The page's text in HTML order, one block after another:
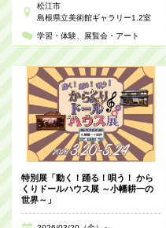
松江市
島根県立美術館ギャラリー1.2室
学習・体験 展覧会・アート
特別展「動く！踊る！唄う！ から
くりドールハウス展 ～小幡耕一の
世界～」